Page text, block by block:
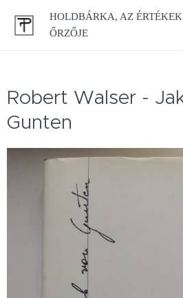
HOLDBÁRKA, AZ ÉRTÉKEK
ŐRZŐJE
Robert Walser -
Gunten